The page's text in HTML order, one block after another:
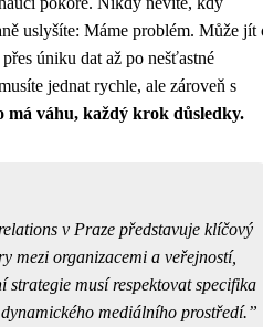
uslyšíte: Máme problém. Může jít
úniku dat až po nešťastné
jednat rychle, ale zároveň s
má váhu, každý krok důsledky.
v Praze představuje klíčový
mezi organizacemi a veřejností,
strategie musí respektovat specifika
mediálního prostředí.